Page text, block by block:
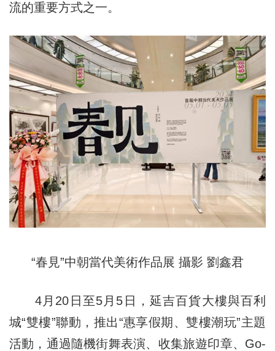
流的重要方式之一。
“春見”中朝當代美術作品展 攝影 劉鑫君
4月20日至5月5日，延吉百貨大樓與百利
城“雙樓”聯動，推出“惠享假期、雙樓潮玩”主題
活動，通過隨機街舞表演、收集旅遊印章、Go-